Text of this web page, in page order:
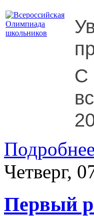
С
Четверг,
Первый